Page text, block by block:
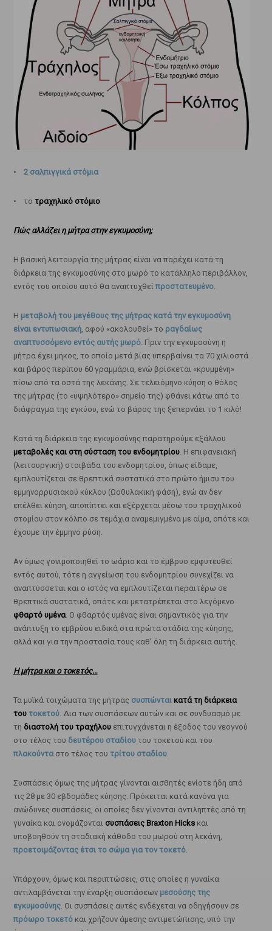
• 2 σαλπιγγικά στόμια
• το τραχηλικό στόμιο
Πώς αλλάζει η μήτρα στην εγκυμοσύνη;
Η βασική λειτουργία της μήτρας είναι να παρέχει κατά τη
διάρκεια της εγκυμοσύνης στο μωρό το κατάλληλο περιβάλλον,
εντός του οποίου αυτό θα αναπτυχθεί προστατευμένο.
Η μεταβολή του μεγέθους της μήτρας κατά την εγκυμοσύνη
είναι εντυπωσιακή, αφού «ακολουθεί» το ραγδαίως
αναπτυσσόμενο εντός αυτής μωρό. Πριν την εγκυμοσύνη η
μήτρα έχει μήκος, το οποίο μετά βίας υπερβαίνει τα 70 χιλιοστά
και βάρος περίπου 60 γραμμάρια, ενώ βρίσκεται «κρυμμένη»
πίσω από τα οστά της λεκάνης. Σε τελειόμηνο κύηση ο θόλος
της μήτρας (το «υψηλότερο» σημείο της) φθάνει κάτω από το
διάφραγμα της εγκύου, ενώ το βάρος της ξεπερνάει το 1 κιλό!
Κατά τη διάρκεια της εγκυμοσύνης παρατηρούμε εξάλλου
μεταβολές και στη σύσταση του ενδομητρίου. Η επιφανειακή
(λειτουργική) στοιβάδα του ενδομητρίου, όπως είδαμε,
εμπλουτίζεται σε θρεπτικά συστατικά στο πρώτο ήμισυ του
εμμηνορρυσιακού κύκλου (Ωοθυλακική φάση), ενώ αν δεν
επέλθει κύηση, αποπίπτει και εξέρχεται μέσω του τραχηλικού
στομίου στον κόλπο σε τεμάχια αναμεμιγμένα με αίμα, οπότε και
έχουμε την έμμηνο ρύση.
Αν όμως γονιμοποιηθεί το ωάριο και το έμβρυο εμφυτευθεί
εντός αυτού, τότε η αγγείωση του ενδομητρίου συνεχίζει να
αναπτύσσεται και ο ιστός να εμπλουτίζεται περαιτέρω σε
θρεπτικά συστατικά, οπότε και μετατρέπεται στο λεγόμενο
φθαρτό υμένα. Ο φθαρτός υμένας είναι σημαντικός για την
ανάπτυξη το εμβρύου ειδικά στα πρώτα στάδια της κύησης,
αλλά και για την προστασία τους καθ’ όλη τη διάρκεια αυτής.
Η μήτρα και ο τοκετός…
Τα μυϊκά τοιχώματα της μήτρας συσπώνται κατά τη διάρκεια
του τοκετού. Δια των συσπάσεων αυτών και σε συνδυασμό με
τη διαστολή του τραχήλουεπιτυγχάνεται η έξοδος του νεογνού
στο τέλος του δευτέρου σταδίουτου τοκετού και του
πλακούντα στο τέλος του τρίτου σταδίου.
Συσπάσεις όμως της μήτρας γίνονται αισθητές ενίοτε ήδη από
τις 28 με 30 εβδομάδες κύησης. Πρόκειται κατά κανόνα για
ανώδυνες συσπάσεις, οι οποίες δεν γίνονται αντιληπτές από τη
γυναίκα και ονομάζονται συσπάσεις Braxton Hicksκαι
υποβοηθούν τη σταδιακή κάθοδο του μωρού στη λεκάνη,
προετοιμάζοντας έτσι το σώμα για τον τοκετό.
Υπάρχουν, όμως και περιπτώσεις, στις οποίες η γυναίκα
αντιλαμβάνεται την έναρξη συσπάσεων μεσούσης της
εγκυμοσύνης. Οι συσπάσεις αυτές ενδέχεται να οδηγήσουν σε
πρόωρο τοκετόκαι χρήζουν άμεσης αντιμετώπισης, υπό την